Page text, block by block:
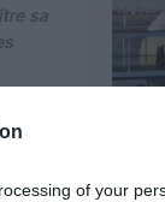
of your
sa